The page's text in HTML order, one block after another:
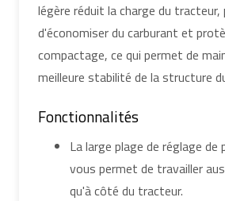
légère réduit la charge du tracteur,
d'économiser du carburant et
compactage, ce qui permet de
meilleure stabilité de la structure
Fonctionnalités
La large plage de réglage de
vous permet de travailler
qu'à côté du tracteur.